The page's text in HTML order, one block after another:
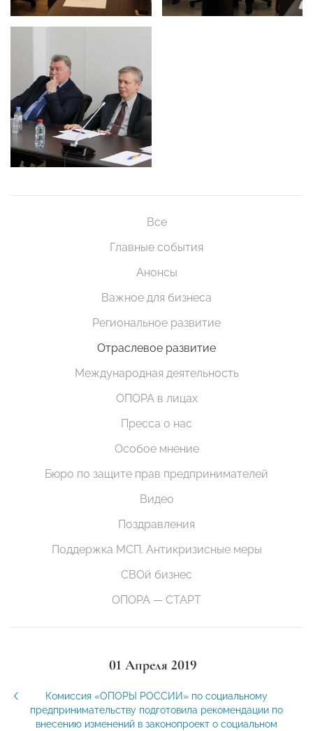
Все
Главные события
Анонсы
Важное для бизнеса
Региональное развитие
Отраслевое развитие
Международная деятельность
ОПОРА в лицах
Пресса о нас
Особое мнение
Бюро по защите прав предпринимателей
Видео
Поздравления
Поддержка МСП. Антикризисные меры
СВОй бизнес
ОПОРА — СТАРТ
01 Апреля 2019
Комиссия «ОПОРЫ РОССИИ» по социальному
предпринимательству подготовила рекомендации по
внесению изменений в законопроект о социальном